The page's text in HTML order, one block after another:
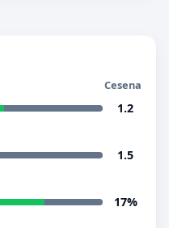
Cesena
1.2
1.5
17%